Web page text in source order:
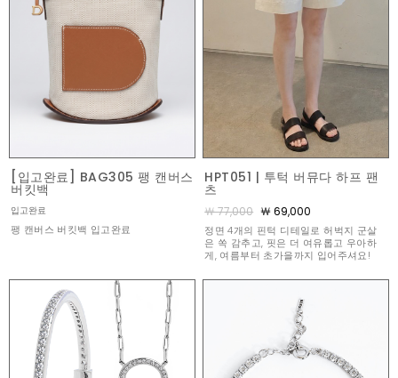
[입고완료] BAG305 팽 캔버스
버킷백
입고완료
팽 캔버스 버킷백 입고완료
HPT051 | 투턱 버뮤다 하프 팬
츠
￦ 77,000 ￦ 69,000
정면 4개의 핀턱 디테일로 허벅지 군살
은 쏙 감추고, 핏은 더 여유롭고 우아하
게, 여름부터 초가을까지 입어주셔요!